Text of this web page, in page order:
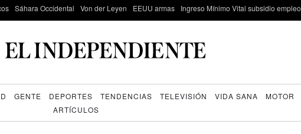
Sáhara Occidental Von der Leyen EEUU armas Ingreso Mínimo Vital subsidio empleo
GENTE DEPORTES TENDENCIAS TELEVISIÓN VIDA SANA MOTOR
ARTÍCULOS